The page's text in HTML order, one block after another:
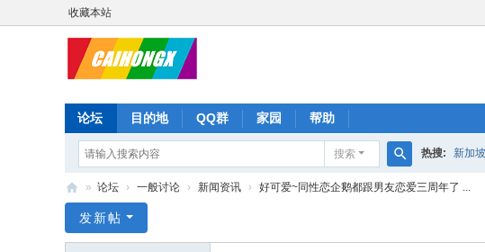
收藏本站
论坛 目的地 QQ群 家园 帮助
搜索
搜
热搜: 新加坡
虹
» 论坛 › 一般讨论 › 新闻资讯 › 好可爱~同性恋企鹅都跟男友恋爱三周年了 ...
发新帖